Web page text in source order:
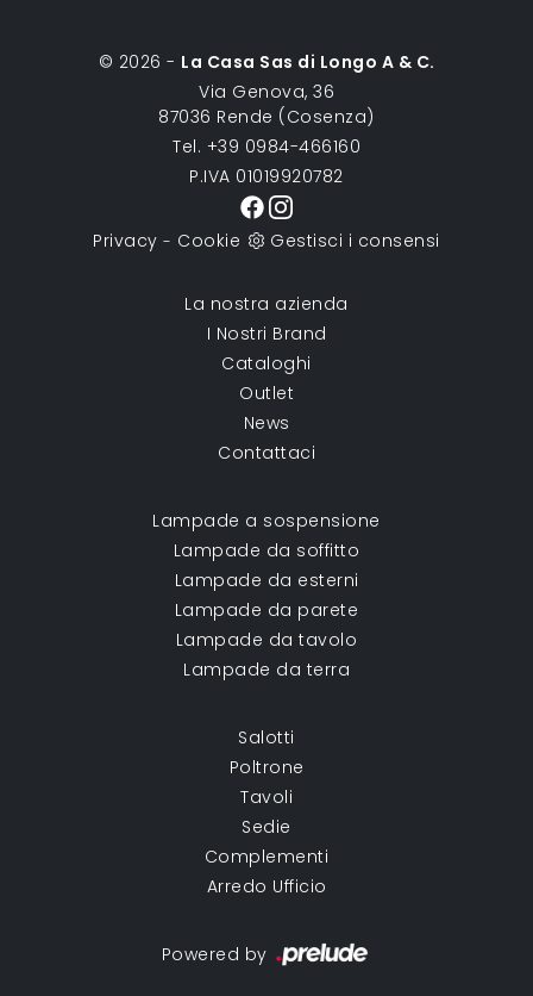
© 2026 - La Casa Sas di Longo A & C.
Via Genova, 36
87036 Rende (Cosenza)
Tel. +39 0984-466160
P.IVA 01019920782
Privacy - Cookie Gestisci i consensi
La nostra azienda
I Nostri Brand
Cataloghi
Outlet
News
Contattaci
Lampade a sospensione
Lampade da soffitto
Lampade da esterni
Lampade da parete
Lampade da tavolo
Lampade da terra
Salotti
Poltrone
Tavoli
Sedie
Complementi
Arredo Ufficio
Powered by